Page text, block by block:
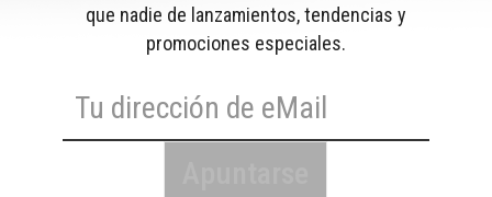
que nadie de lanzamientos, tendencias y
promociones especiales.